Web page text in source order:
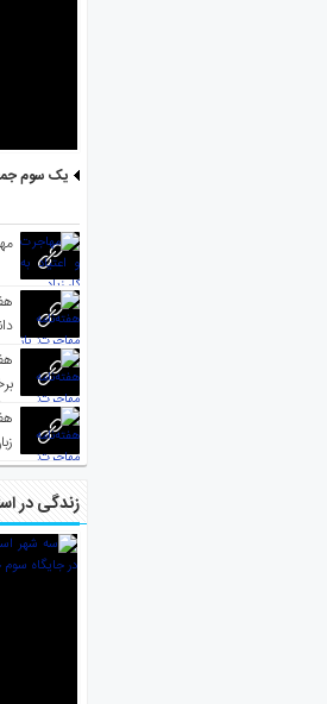
یک سوم
زندگی در